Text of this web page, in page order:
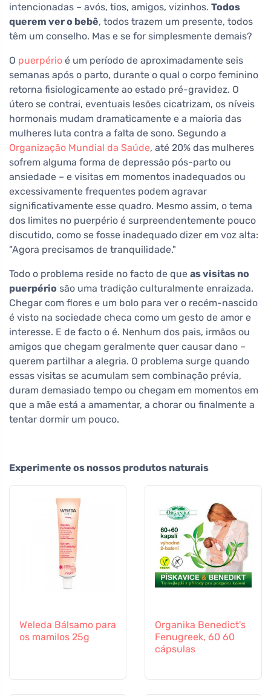
intencionadas – avós, tios, amigos, vizinhos. Todos
querem ver o bebê, todos trazem um presente, todos
têm um conselho. Mas e se for simplesmente demais?
O puerpério é um período de aproximadamente seis
semanas após o parto, durante o qual o corpo feminino
retorna fisiologicamente ao estado pré-gravidez. O
útero se contrai, eventuais lesões cicatrizam, os níveis
hormonais mudam dramaticamente e a maioria das
mulheres luta contra a falta de sono. Segundo a
Organização Mundial da Saúde, até 20% das mulheres
sofrem alguma forma de depressão pós-parto ou
ansiedade – e visitas em momentos inadequados ou
excessivamente frequentes podem agravar
significativamente esse quadro. Mesmo assim, o tema
dos limites no puerpério é surpreendentemente pouco
discutido, como se fosse inadequado dizer em voz alta:
"Agora precisamos de tranquilidade."
Todo o problema reside no facto de que as visitas no
puerpério são uma tradição culturalmente enraizada.
Chegar com flores e um bolo para ver o recém-nascido
é visto na sociedade checa como um gesto de amor e
interesse. E de facto o é. Nenhum dos pais, irmãos ou
amigos que chegam geralmente quer causar dano –
querem partilhar a alegria. O problema surge quando
essas visitas se acumulam sem combinação prévia,
duram demasiado tempo ou chegam em momentos em
que a mãe está a amamentar, a chorar ou finalmente a
tentar dormir um pouco.
Experimente os nossos produtos naturais
Weleda Bálsamo para
os mamilos 25g
Organika Benedict's
Fenugreek, 60 60
cápsulas